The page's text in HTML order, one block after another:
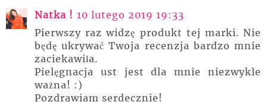
Natka ! 10 lutego 2019 19:33
Pierwszy raz widzę produkt tej marki. Nie
będę ukrywać Twoja recenzja bardzo mnie
zaciekawiła.
Pielęgnacja ust jest dla mnie niezwykle
ważna! :)
Pozdrawiam serdecznie!